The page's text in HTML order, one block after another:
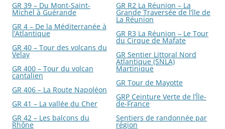
GR 39 – Du Mont-Saint-
Michel à Guérande
GR 4 – De la Méditerranée à
l’Atlantique
GR 40 – Tour des volcans du
Velay
GR 400 – Tour du volcan
cantalien
GR 406 – La Route Napoléon
GR 41 – La vallée du Cher
GR 42 – Les balcons du
Rhône
GR R2 La Réunion – La
Grande Traversée de l’île de
La Réunion
GR R3 La Réunion – Le Tour
du Cirque de Mafate
GR Sentier Littoral Nord
Atlantique (SNLA)
Martinique
GR Tour de Mayotte
GRP Ceinture Verte de l’Île-
de-France
Sentiers de randonnée par
région